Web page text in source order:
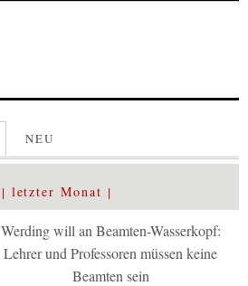
NEU
letzter Monat
Werding will an Beamten-Wasserkopf:
Lehrer und Professoren müssen keine
Beamten sein